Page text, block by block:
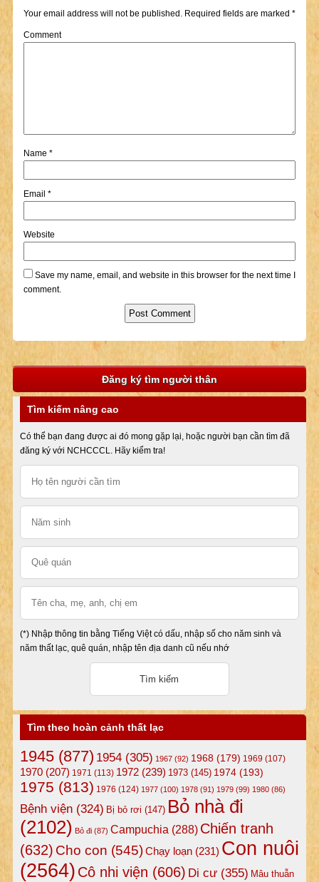
Your email address will not be published.Required fields are marked *
Comment
Name *
Email *
Website
Save my name, email, and website in this browser for the next time I
comment.
Đăng ký tìm người thân
Tìm kiếm nâng cao
Có thể bạn đang được ai đó mong gặp lại, hoặc người bạn cần tìm đã
đăng ký với NCHCCCL. Hãy kiểm tra!
(*) Nhập thông tin bằng Tiếng Việt có dấu, nhập số cho năm sinh và
năm thất lạc, quê quán, nhập tên địa danh cũ nếu nhớ
Tìm theo hoàn cảnh thất lạc
1945(877) 1954(305) 1967(92) 1968(179) 1969 (107)
1970(207) 1971 (113) 1972(239) 1973(145) 1974(193)
1975 (813) 1976 (124) 1977(100) 1978(91) 1979(99) 1980(86)
Bệnh viện(324) Bị bỏ rơi (147) Bỏ nhà đi
(2102) Bỏ đi(87) Campuchia (288) Chiến tranh
(632) Cho con (545)Chạy loạn(231) Con nuôi
(2564) Cô nhi viện (606) Di cư(355) Mâu thuẫn